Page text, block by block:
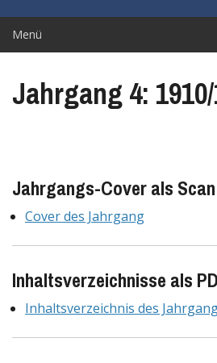
Menü
Jahrgang 4:
Jahrgangs-Cover als Scan
Cover des Jahrgang
Inhaltsverzeichnisse als
Inhaltsverzeichnis des